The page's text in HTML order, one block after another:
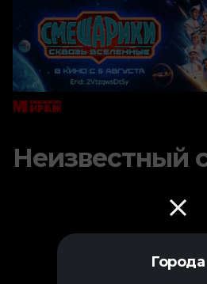
Города
Неизвестный